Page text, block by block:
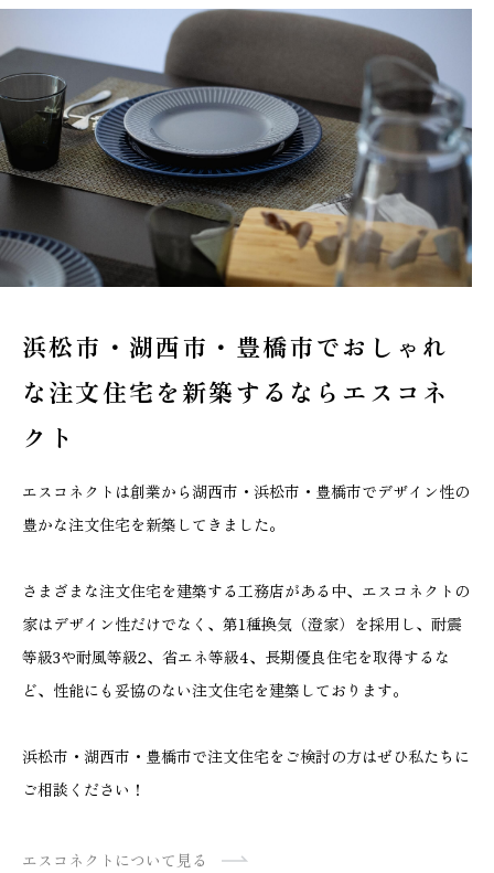
浜松市・湖西市・豊橋市でおしゃれ
な注文住宅を新築するならエスコネ
クト
エスコネクトは創業から湖西市・浜松市・豊橋市でデザイン性の
豊かな注文住宅を新築してきました。
さまざまな注文住宅を建築する工務店がある中、エスコネクトの
家はデザイン性だけでなく、第1種換気（澄家）を採用し、耐震
等級3や耐風等級2、省エネ等級4、長期優良住宅を取得するな
ど、性能にも妥協のない注文住宅を建築しております。
浜松市・湖西市・豊橋市で注文住宅をご検討の方はぜひ私たちに
ご相談ください！
エスコネクトについて見る